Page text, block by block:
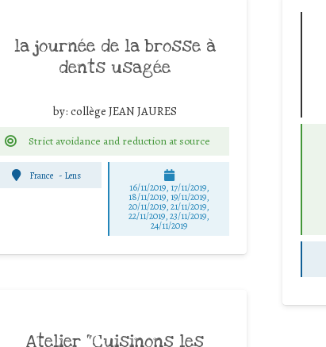
la journée de la brosse à
dents usagée
by: collège JEAN JAURES
Strict avoidance and reduction at source
France - Lens
16/11/2019, 17/11/2019,
18/11/2019, 19/11/2019,
20/11/2019, 21/11/2019,
22/11/2019, 23/11/2019,
24/11/2019
Atelier “Cuisinons les